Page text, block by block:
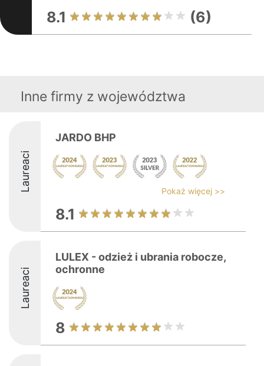
8.1 (6)
Inne firmy z województwa
Laureaci
JARDO BHP
Pokaż więcej >>
8.1
Laureaci
LULEX - odzież i ubrania robocze,
ochronne
8